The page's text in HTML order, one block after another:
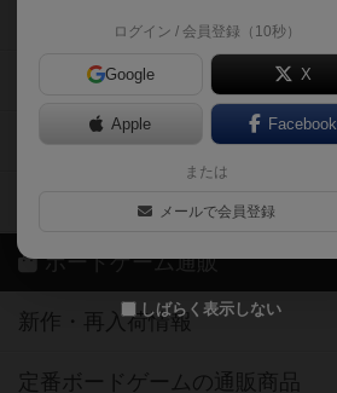
ログイン / 会員登録（10秒）
Google X
Apple Facebook
または
メールで会員登録
しばらく表示しない
掲示板・トピックス
ボドとも・会員一覧
ボードゲーム業界コラム
ボドゲーマご利用案内
ボードゲーム通販
新作・再入荷情報
定番ボードゲームの通販商品